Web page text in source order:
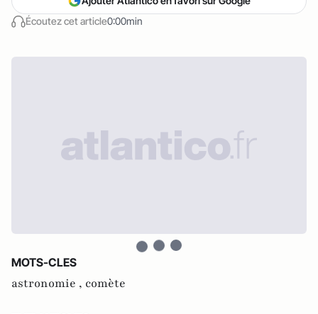
Écoutez cet article0:00min
MOTS-CLES
astronomie , comète